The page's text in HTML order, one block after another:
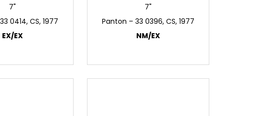
7"
0414, CS, 1977
EX/EX
7"
Panton – 33 0396, CS, 1977
NM/EX